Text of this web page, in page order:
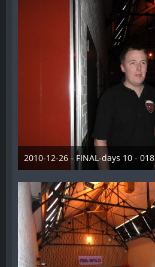
2010-12-26 - FINAL-days 10 - 018
28. Dezember 2012